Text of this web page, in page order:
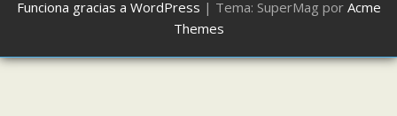
Funciona gracias a WordPress | Tema: SuperMag por Acme
Themes